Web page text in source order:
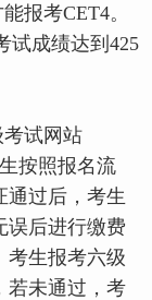
报考CET4。
成绩达到425
试网站
按照报名流
通过后，考生
误后进行缴费
考生报考六级
若未通过，考